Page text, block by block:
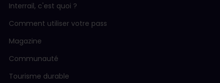
Interrail, c'est quoi ?
Comment utiliser votre pass
Magazine
Communauté
Tourisme durable